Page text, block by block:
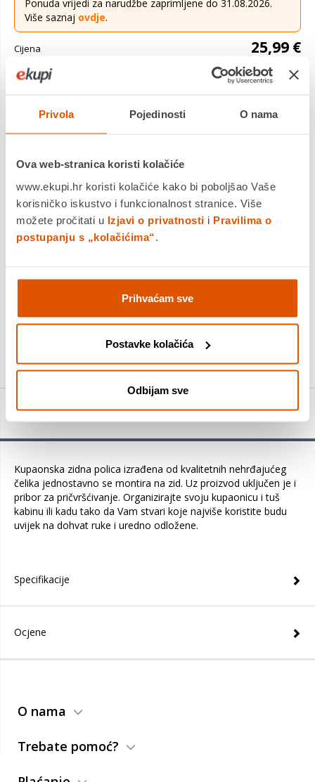
Privola Pojedinosti O nama
Ova web-stranica koristi kolačiće
www.ekupi.hr koristi kolačiće kako bi poboljšao Vaše
korisničko iskustvo i funkcionalnost stranice. Više
možete pročitati u Izjavi o privatnosti i Pravilima o
postupanju s „kolačićima“
Prihvaćam sve
Postavke kolačića
Odbijam sve
Ponuda vrijedi za narudžbe zaprimljene do 31.08.2026.
Više saznaj ovdje.
Cijena 25,99 €
Kupaonska zidna polica izrađena od kvalitetnih nehrđajućeg
pribor za pričvršćivanje. Organizirajte svoju kupaonicu i tuš
kabinu ili k...Saznaj više
Dostavljamo već od17.08.2026
Platite gotovinom pri preuzimanju, Internet bankarstvom, karticama
jednokratno i na rate
Povrat robe moguć unutar 14 dana
DODAJTE U KOŠARICU
KUPITE ODMAH
Usporedite proizvod
Detalji proizvoda
Kupaonska zidna polica izrađena od kvalitetnih nehrđajućeg
čelika jednostavno se montira na zid. Uz proizvod uključen je i
pribor za pričvršćivanje. Organizirajte svoju kupaonicu i tuš
kabinu ili kadu tako da Vam stvari koje najviše koristite budu
uvijek na dohvat ruke i uredno odložene.
Specifikacije
Ocjene
O nama
Trebate pomoć?